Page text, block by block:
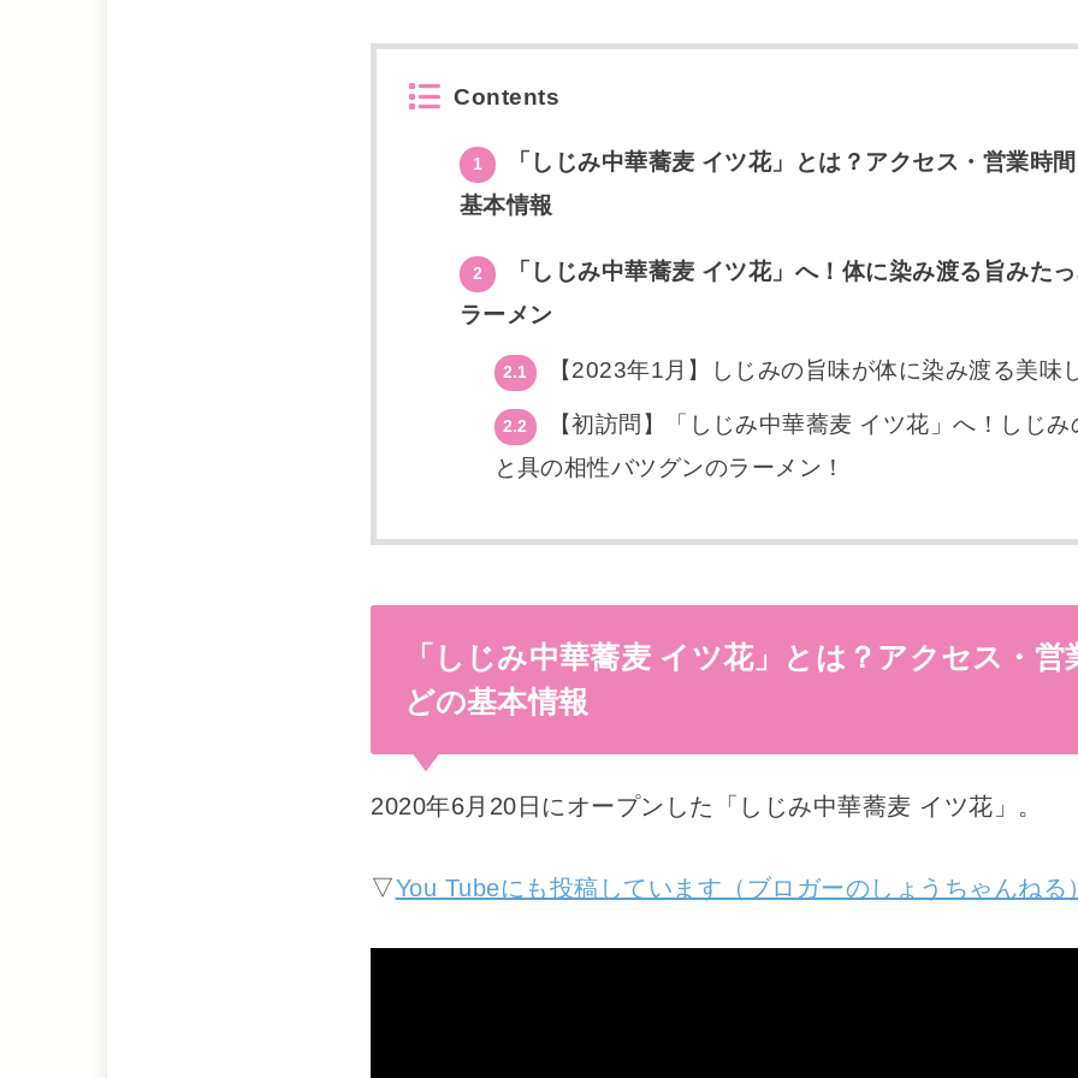
Contents
1
「しじみ中華蕎麦 イツ花」とは？アクセス・営業時
基本情報
2
「しじみ中華蕎麦 イツ花」へ！体に染み渡る旨みた
ラーメン
2.1 【2023年1月】しじみの旨味が体に染み渡る美味
2.2
【初訪問】「しじみ中華蕎麦 イツ花」へ！しじみ
と具の相性バツグンのラーメン！
「しじみ中華蕎麦 イツ花」とは？アクセス・営
どの基本情報
2020年6月20日にオープンした「しじみ中華蕎麦 イツ花」。
▽You Tubeにも投稿しています（ブロガーのしょうちゃんねる